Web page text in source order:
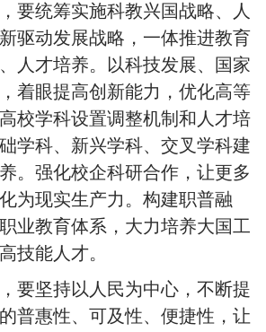
统筹实施科教兴国战略、人
驱动发展战略，一体推进教育
人才培养。以科技发展、国家
着眼提高创新能力，优化高等
校学科设置调整机制和人才培
学科、新兴学科、交叉学科建
。强化校企科研合作，让更多
为现实生产力。构建职普融
业教育体系，大力培养大国工
技能人才。
坚持以人民为中心，不断提
普惠性、可及性、便捷性，让